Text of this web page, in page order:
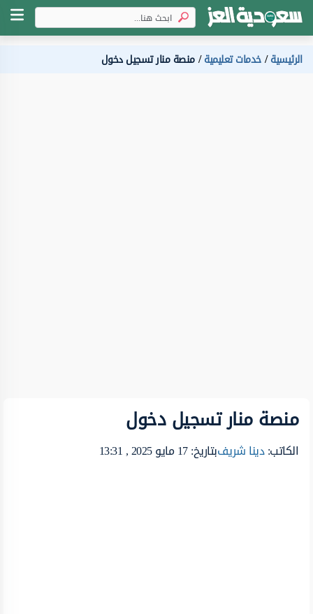
الرئيسية خدمات تعليمية منصة منار تسجيل دخول
منصة منار تسجيل دخول
الكاتب:دينا شريفبتاريخ: 17 مايو 2025 , 13:31